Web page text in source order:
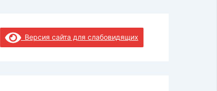
Версия сайта для слабовидящих